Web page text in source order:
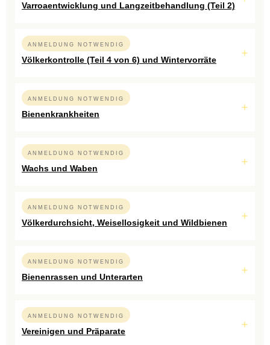
Varroaentwicklung und Langzeitbehandlung (Teil 2)
ANMELDUNG NOTWENDIG
Völkerkontrolle (Teil 4 von 6) und Wintervorräte
ANMELDUNG NOTWENDIG
Bienenkrankheiten
ANMELDUNG NOTWENDIG
Wachs und Waben
ANMELDUNG NOTWENDIG
Völkerdurchsicht, Weisellosigkeit und Wildbienen
ANMELDUNG NOTWENDIG
Bienenrassen und Unterarten
ANMELDUNG NOTWENDIG
Vereinigen und Präparate